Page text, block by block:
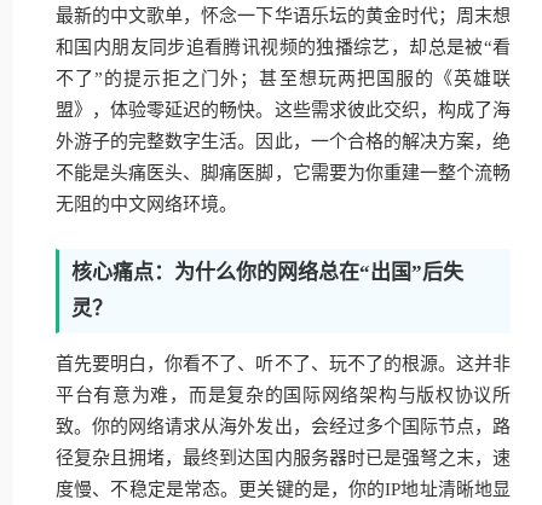
最新的中文歌单，怀念一下华语乐坛的黄金时代；周末想
和国内朋友同步追看腾讯视频的独播综艺，却总是被“看
不了”的提示拒之门外；甚至想玩两把国服的《英雄联
盟》，体验零延迟的畅快。这些需求彼此交织，构成了海
外游子的完整数字生活。因此，一个合格的解决方案，绝
不能是头痛医头、脚痛医脚，它需要为你重建一整个流畅
无阻的中文网络环境。
核心痛点：为什么你的网络总在“出国”后失
灵？
首先要明白，你看不了、听不了、玩不了的根源。这并非
平台有意为难，而是复杂的国际网络架构与版权协议所
致。你的网络请求从海外发出，会经过多个国际节点，路
径复杂且拥堵，最终到达国内服务器时已是强弩之末，速
度慢、不稳定是常态。更关键的是，你的IP地址清晰地显